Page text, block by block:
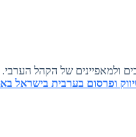
ולמאפיינים של הקהל
ופרסום בערבית בישראל